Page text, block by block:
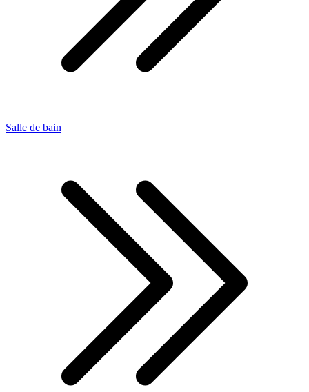
Salle de bain